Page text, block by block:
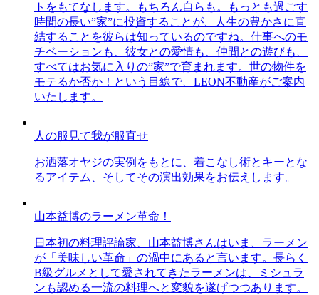
トをもてなします。もちろん自らも。もっとも過ごす
時間の長い”家”に投資することが、人生の豊かさに直
結することを彼らは知っているのですね。仕事へのモ
チベーションも、彼女との愛情も、仲間との遊びも、
すべてはお気に入りの”家”で育まれます。世の物件を
モテるか否か！という目線で、LEON不動産がご案内
いたします。
人の服見て我が服直せ
お洒落オヤジの実例をもとに、着こなし術とキーとな
るアイテム、そしてその演出効果をお伝えします。
山本益博のラーメン革命！
日本初の料理評論家、山本益博さんはいま、ラーメン
が「美味しい革命」の渦中にあると言います。長らく
B級グルメとして愛されてきたラーメンは、ミシュラ
ンも認める一流の料理へと変貌を遂げつつあります。